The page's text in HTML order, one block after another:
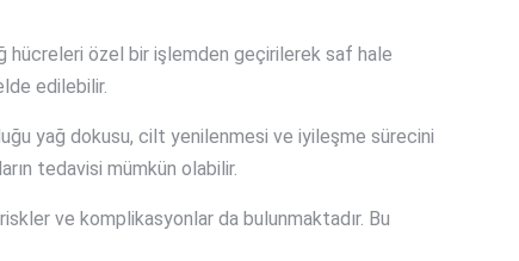
hücreleri özel bir işlemden geçirilerek saf hale
edilebilir.
yağ dokusu, cilt yenilenmesi ve iyileşme sürecini
tedavisi mümkün olabilir.
ve komplikasyonlar da bulunmaktadır. Bu